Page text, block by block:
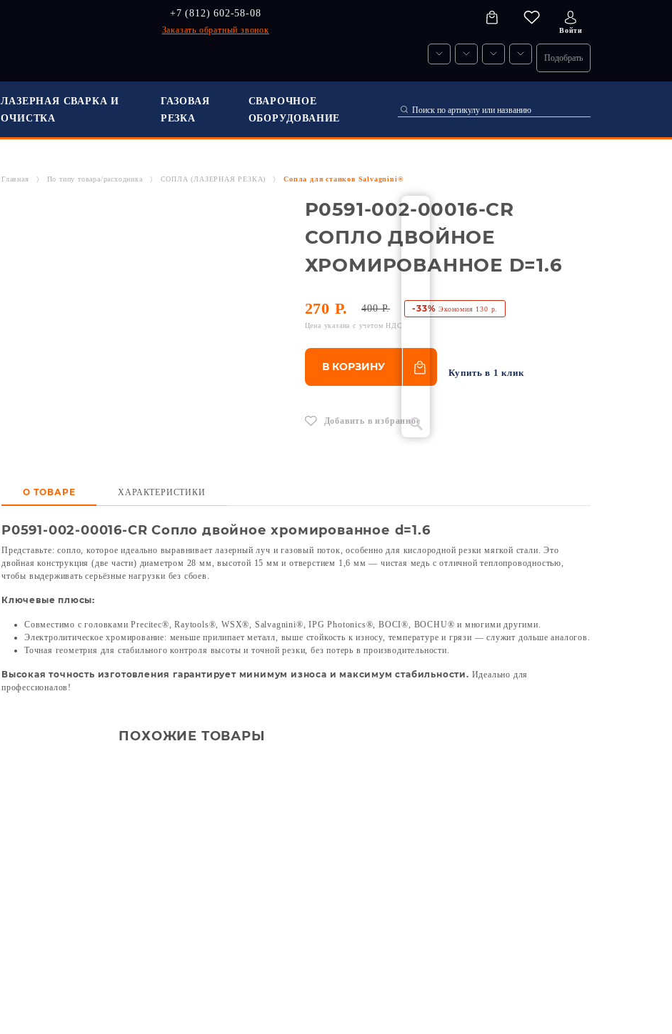
+7 (812) 602-58-08
Заказать обратный звонок Войти
Подобрать
ЛАЗЕРНАЯ СВАРКА И
ОЧИСТКА
ГАЗОВАЯ
РЕЗКА
СВАРОЧНОЕ
ОБОРУДОВАНИЕ
Главная По типу товара/расходника СОПЛА (ЛАЗЕРНАЯ РЕЗКА) Сопла для станков Salvagnini®
P0591-002-00016-CR
СОПЛО ДВОЙНОЕ
ХРОМИРОВАННОЕ D=1.6
270 Р. 400 Р. -33% Экономия 130 р.
Цена указана с учетом НДС
В КОРЗИНУ Купить в 1 клик
Добавить в избранное
О ТОВАРЕ ХАРАКТЕРИСТИКИ
P0591-002-00016-CR Сопло двойное хромированное d=1.6
Представьте: сопло, которое идеально выравнивает лазерный луч и газовый поток, особенно для кислородной резки мягкой стали. Это
двойная конструкция (две части) диаметром 28 мм, высотой 15 мм и отверстием 1,6 мм — чистая медь с отличной теплопроводностью,
чтобы выдерживать серьёзные нагрузки без сбоев.
Ключевые плюсы:
Совместимо с головками Precitec®, Raytools®, WSX®, Salvagnini®, IPG Photonics®, BOCI®, BOCHU® и многими другими.
Электролитическое хромирование: меньше прилипает металл, выше стойкость к износу, температуре и грязи — служит дольше аналогов.
Точная геометрия для стабильного контроля высоты и точной резки, без потерь в производительности.
Высокая точность изготовления гарантирует минимум износа и максимум стабильности. Идеально для
профессионалов!
ПОХОЖИЕ ТОВАРЫ